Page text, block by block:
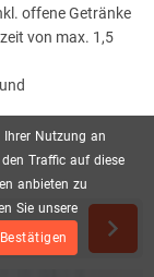
Ihrer Nutzung an
den Traffic auf diese
anbieten zu
Sie unsere
Bestätigen
offene Getränke
von max. 1,5